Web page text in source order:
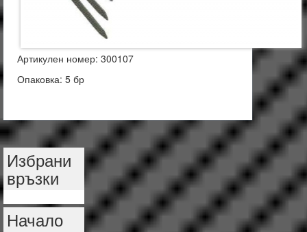
Артикулен номер: 300107
Опаковка: 5 бр
Избрани
връзки
Начало